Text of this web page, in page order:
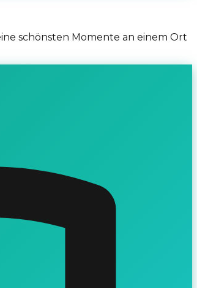
schönsten Momente an einem Ort